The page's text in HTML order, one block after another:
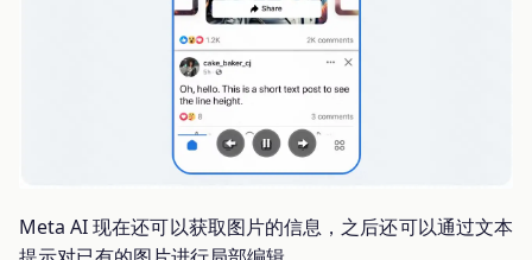
Meta AI 现在还可以获取图片的信息，之后还可以通过文本